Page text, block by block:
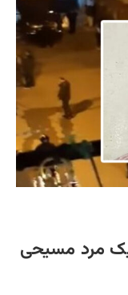
یک مرد مسیحی